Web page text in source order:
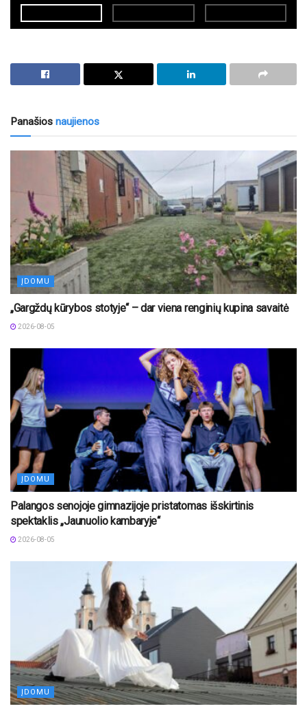
Panašios naujienos
ĮDOMU
„Gargždų kūrybos stotyje“ – dar viena renginių kupina savaitė
2026-08-05
ĮDOMU
Palangos senojoje gimnazijoje pristatomas išskirtinis
spektaklis „Jaunuolio kambaryje“
2026-08-05
ĮDOMU